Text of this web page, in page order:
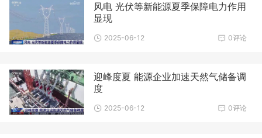
风电 光伏等新能源夏季保障电力作用
显现
0评论
2025-06-12
迎峰度夏 能源企业加速天然气储备调
度
0评论
2025-06-12